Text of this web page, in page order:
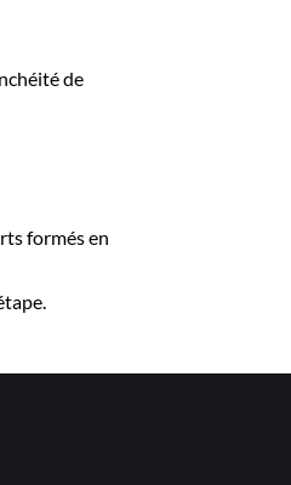
de
formés en